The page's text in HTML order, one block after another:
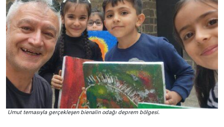
Umut temasıyla gerçekleşen bienalin odağı deprem bölgesi.